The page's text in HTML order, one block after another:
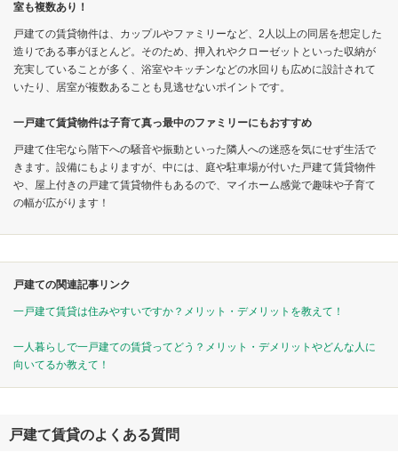
室も複数あり！
戸建ての賃貸物件は、カップルやファミリーなど、2人以上の同居を想定した
造りである事がほとんど。そのため、押入れやクローゼットといった収納が
充実していることが多く、浴室やキッチンなどの水回りも広めに設計されて
いたり、居室が複数あることも見逃せないポイントです。
一戸建て賃貸物件は子育て真っ最中のファミリーにもおすすめ
戸建て住宅なら階下への騒音や振動といった隣人への迷惑を気にせず生活で
きます。設備にもよりますが、中には、庭や駐車場が付いた戸建て賃貸物件
や、屋上付きの戸建て賃貸物件もあるので、マイホーム感覚で趣味や子育て
の幅が広がります！
戸建ての関連記事リンク
一戸建て賃貸は住みやすいですか？メリット・デメリットを教えて！
一人暮らしで一戸建ての賃貸ってどう？メリット・デメリットやどんな人に
向いてるか教えて！
戸建て賃貸のよくある質問